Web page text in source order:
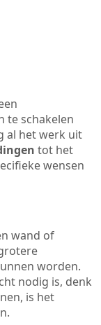
te schakelen
al het werk uit
tot het
wensen
wand of
worden.
nodig is, denk
is het